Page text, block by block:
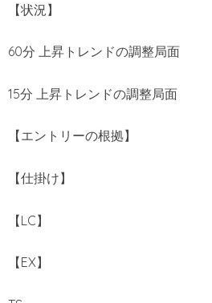
【状況】
60分 上昇トレンドの調整局面
15分 上昇トレンドの調整局面
【エントリーの根拠】
【仕掛け】
【LC】
【EX】